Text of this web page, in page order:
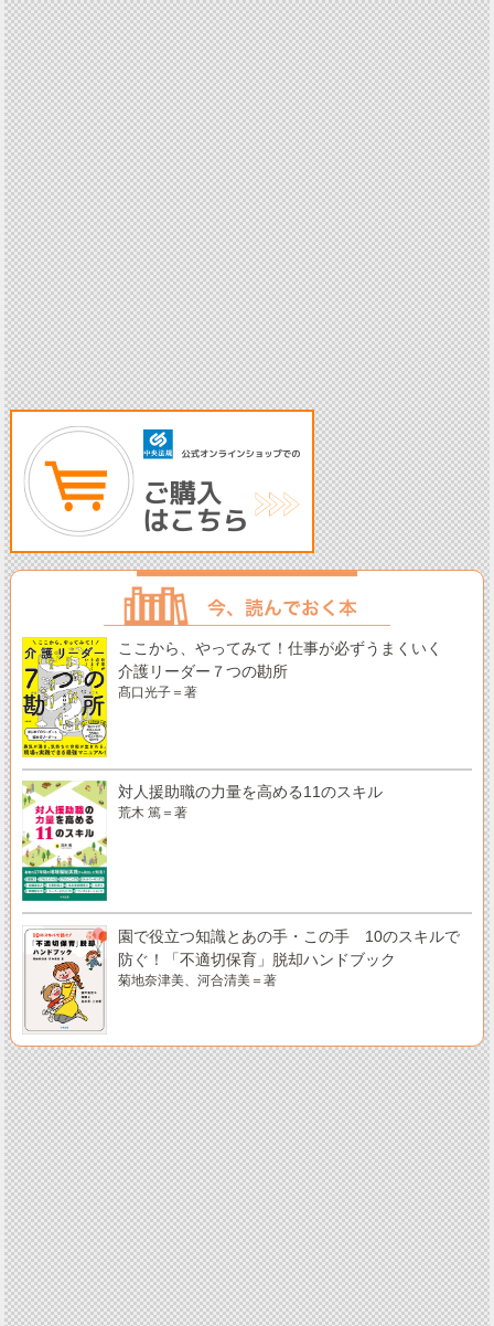
ここから、やってみて！仕事が必ずうまくいく
介護リーダー７つの勘所
髙口光子＝著
対人援助職の力量を高める11のスキル
荒木 篤＝著
園で役立つ知識とあの手・この手 10のスキルで
防ぐ！「不適切保育」脱却ハンドブック
菊地奈津美、河合清美＝著